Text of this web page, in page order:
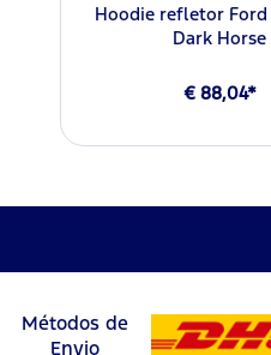
Hoodie refletor Ford
Dark Horse
€ 88,04*
Métodos de
Envio